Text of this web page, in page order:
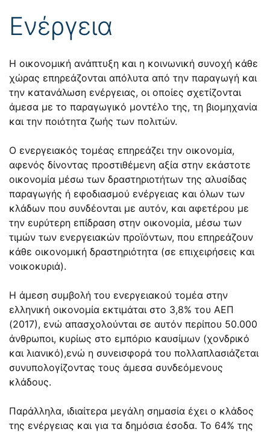
Ενέργεια
Η οικονομική ανάπτυξη και η κοινωνική συνοχή κάθε
χώρας επηρεάζονται απόλυτα από την παραγωγή και
την κατανάλωση ενέργειας, οι οποίες σχετίζονται
άμεσα με το παραγωγικό μοντέλο της, τη βιομηχανία
και την ποιότητα ζωής των πολιτών.
Ο ενεργειακός τομέας επηρεάζει την οικονομία,
αφενός δίνοντας προστιθέμενη αξία στην εκάστοτε
οικονομία μέσω των δραστηριοτήτων της αλυσίδας
παραγωγής ή εφοδιασμού ενέργειας και όλων των
κλάδων που συνδέονται με αυτόν, και αφετέρου με
την ευρύτερη επίδραση στην οικονομία, μέσω των
τιμών των ενεργειακών προϊόντων, που επηρεάζουν
κάθε οικονομική δραστηριότητα (σε επιχειρήσεις και
νοικοκυριά).
Η άμεση συμβολή του ενεργειακού τομέα στην
ελληνική οικονομία εκτιμάται στο 3,8% του ΑΕΠ
(2017), ενώ απασχολούνται σε αυτόν περίπου 50.000
άνθρωποι, κυρίως στο εμπόριο καυσίμων (χονδρικό
και λιανικό),ενώ η συνεισφορά του πολλαπλασιάζεται
συνυπολογίζοντας τους άμεσα συνδεόμενους
κλάδους.
Παράλληλα, ιδιαίτερα μεγάλη σημασία έχει ο κλάδος
της ενέργειας και για τα δημόσια έσοδα. Το 64% της